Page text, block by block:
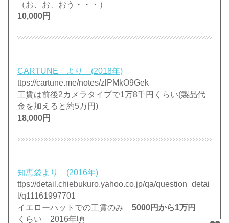
（お、お、おう・・・）
10,000円
CARTUNE より (2018年)
ttps://cartune.me/notes/zlPMkO9Gek
工賃は前後2カメラタイプで1万8千円くらい(製品代
金を加えると約5万円)
18,000円
知恵袋より (2016年)
ttps://detail.chiebukuro.yahoo.co.jp/qa/question_detai
l/q11161997701
イエローハットでの工賃のみ5000円から1万円
くらい 2016年頃